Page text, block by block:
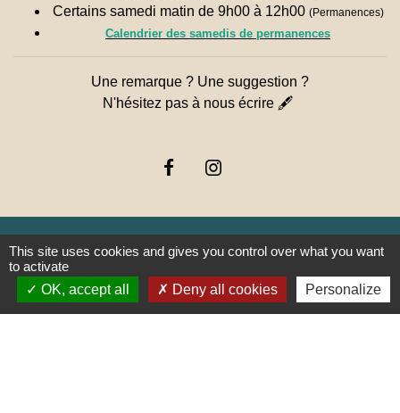
Certains samedi matin de 9h00 à 12h00 (Permanences)
Calendrier des samedis de permanences
Une remarque ? Une suggestion ?
N'hésitez pas à nous écrire 🖋
Liens
This site uses cookies and gives you control over what you want
to activate
OK, accept all
Deny all cookies Personalize